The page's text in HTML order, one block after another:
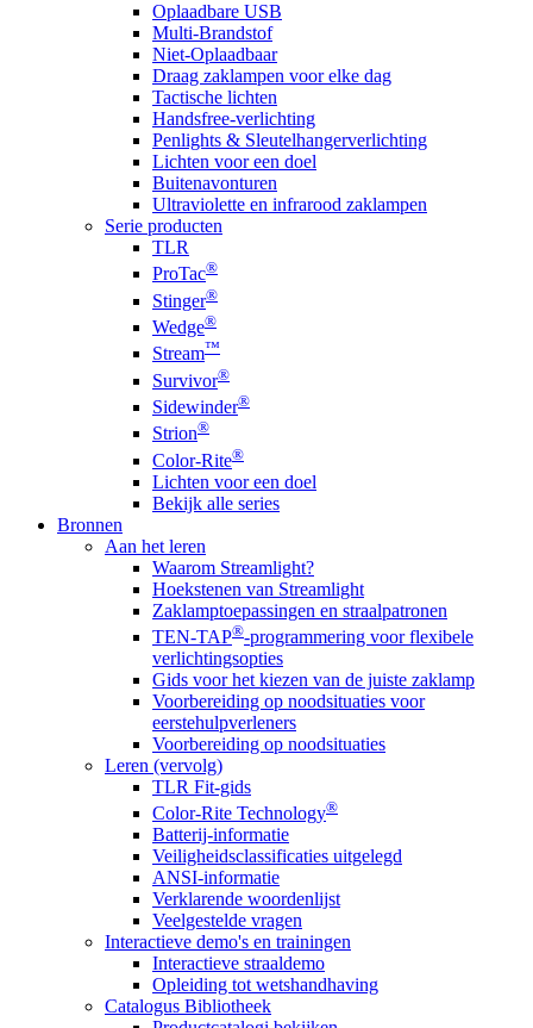
Oplaadbare USB
Multi-Brandstof
Niet-Oplaadbaar
Draag zaklampen voor elke dag
Tactische lichten
Handsfree-verlichting
Penlights & Sleutelhangerverlichting
Lichten voor een doel
Buitenavonturen
Ultraviolette en infrarood zaklampen
Serie producten
TLR
ProTac®
Stinger®
Wedge®
Stream™
Survivor®
Sidewinder®
Strion®
Color-Rite®
Lichten voor een doel
Bekijk alle series
Bronnen
Aan het leren
Waarom Streamlight?
Hoekstenen van Streamlight
Zaklamptoepassingen en straalpatronen
TEN-TAP®-programmering voor flexibele
verlichtingsopties
Gids voor het kiezen van de juiste zaklamp
Voorbereiding op noodsituaties voor
eerstehulpverleners
Voorbereiding op noodsituaties
Leren (vervolg)
TLR Fit-gids
Color-Rite Technology®
Batterij-informatie
Veiligheidsclassificaties uitgelegd
ANSI-informatie
Verklarende woordenlijst
Veelgestelde vragen
Interactieve demo's en trainingen
Interactieve straaldemo
Opleiding tot wetshandhaving
Catalogus Bibliotheek